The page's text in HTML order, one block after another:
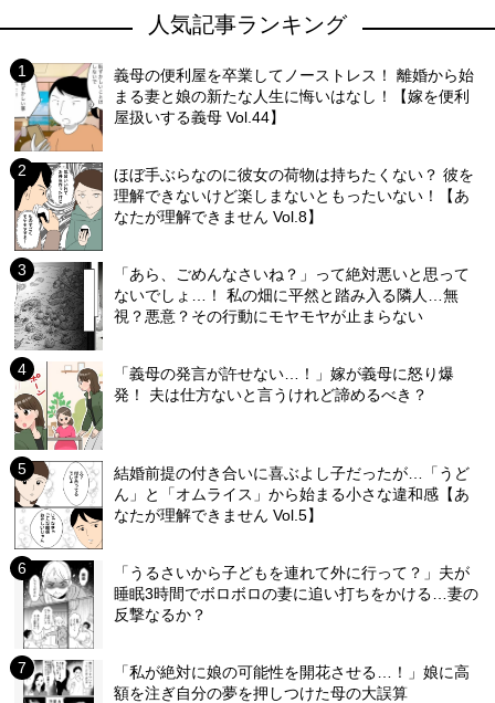
人気記事ランキング
義母の便利屋を卒業してノーストレス！ 離婚から始
まる妻と娘の新たな人生に悔いはなし！【嫁を便利
屋扱いする義母 Vol.44】
ほぼ手ぶらなのに彼女の荷物は持ちたくない？ 彼を
理解できないけど楽しまないともったいない！【あ
なたが理解できません Vol.8】
「あら、ごめんなさいね？」って絶対悪いと思って
ないでしょ…！ 私の畑に平然と踏み入る隣人…無
視？悪意？その行動にモヤモヤが止まらない
「義母の発言が許せない…！」嫁が義母に怒り爆
発！ 夫は仕方ないと言うけれど諦めるべき？
結婚前提の付き合いに喜ぶよし子だったが…「うど
ん」と「オムライス」から始まる小さな違和感【あ
なたが理解できません Vol.5】
「うるさいから子どもを連れて外に行って？」夫が
睡眠3時間でボロボロの妻に追い打ちをかける…妻の
反撃なるか？
「私が絶対に娘の可能性を開花させる…！」娘に高
額を注ぎ自分の夢を押しつけた母の大誤算